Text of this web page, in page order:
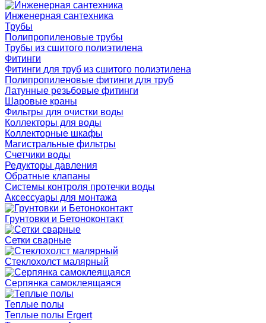
Инженерная сантехника
Трубы
Полипропиленовые трубы
Трубы из сшитого полиэтилена
Фитинги
Фитинги для труб из сшитого полиэтилена
Полипропиленовые фитинги для труб
Латунные резьбовые фитинги
Шаровые краны
Фильтры для очистки воды
Коллекторы для воды
Коллекторные шкафы
Магистральные фильтры
Счетчики воды
Редукторы давления
Обратные клапаны
Системы контроля протечки воды
Аксессуары для монтажа
Грунтовки и Бетоноконтакт
Сетки сварные
Cтеклохолст малярный
Серпянка самоклеящаяся
Теплые полы
Теплые полы Ergert